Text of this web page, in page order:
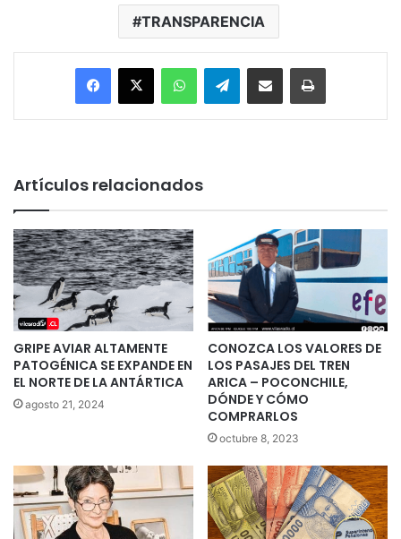
TRANSPARENCIA
Facebook
X WhatsAppTelegramEnviar vía email Imprimir
Artículos relacionados
GRIPE AVIAR ALTAMENTE
PATOGÉNICA SE EXPANDE EN
EL NORTE DE LA ANTÁRTICA
agosto 21, 2024
CONOZCA LOS VALORES DE
LOS PASAJES DEL TREN
ARICA – POCONCHILE,
DÓNDE Y CÓMO
COMPRARLOS
octubre 8, 2023